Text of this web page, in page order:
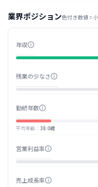
す。商品の企画から生産、
の人々に高品質な服を提
業界ポジション色付き数値 =
年収
残業の少なさ
勤続年数
平均年齢 ： 38.0歳
営業利益率
売上成長率